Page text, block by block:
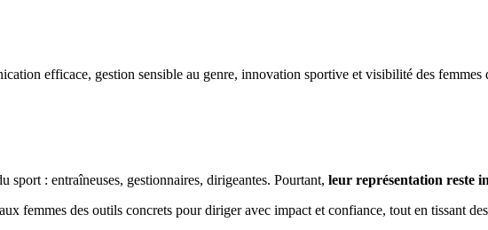
efficace, gestion sensible au genre, innovation sportive et visibilité des femmes
sport : entraîneuses, gestionnaires, dirigeantes. Pourtant, leur représentation reste
femmes des outils concrets pour diriger avec impact et confiance, tout en tissant